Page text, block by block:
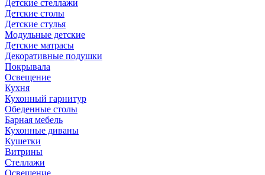
Детские стеллажи
Детские столы
Детские стулья
Модульные детские
Детские матрасы
Декоративные подушки
Покрывала
Освещение
Кухня
Кухонный гарнитур
Обеденные столы
Барная мебель
Кухонные диваны
Кушетки
Витрины
Стеллажи
Освещение